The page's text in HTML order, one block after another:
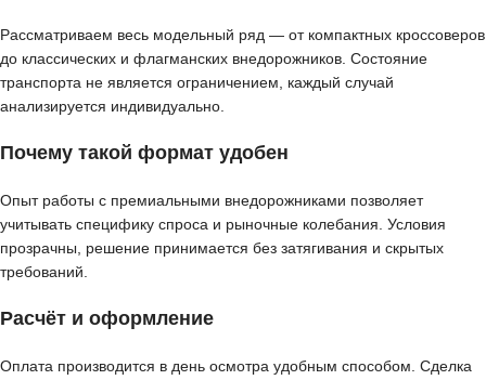
Рассматриваем весь модельный ряд — от компактных кроссоверов
до классических и флагманских внедорожников. Состояние
транспорта не является ограничением, каждый случай
анализируется индивидуально.
Почему такой формат удобен
Опыт работы с премиальными внедорожниками позволяет
учитывать специфику спроса и рыночные колебания. Условия
прозрачны, решение принимается без затягивания и скрытых
требований.
Расчёт и оформление
Оплата производится в день осмотра удобным способом. Сделка